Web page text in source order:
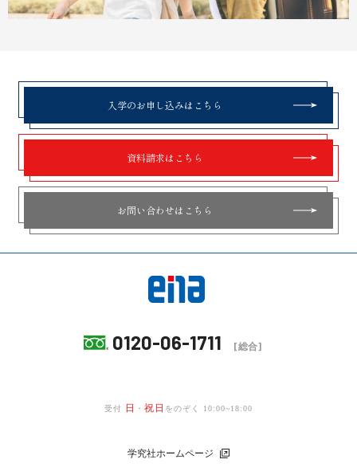
入学のお申し込みはこちら
資料請求はこちら
お問い合わせはこちら
0120-06-1711 [総合]
受付 日 ・ 祝日 をのぞく 10:00~18:00
学究社ホームページ